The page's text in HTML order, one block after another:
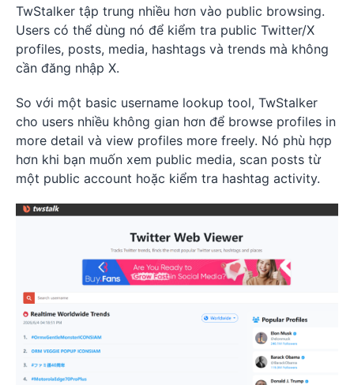
TwStalker tập trung nhiều hơn vào public browsing.
Users có thể dùng nó để kiểm tra public Twitter/X
profiles, posts, media, hashtags và trends mà không
cần đăng nhập X.
So với một basic username lookup tool, TwStalker
cho users nhiều không gian hơn để browse profiles in
more detail và view profiles more freely. Nó phù hợp
hơn khi bạn muốn xem public media, scan posts từ
một public account hoặc kiểm tra hashtag activity.